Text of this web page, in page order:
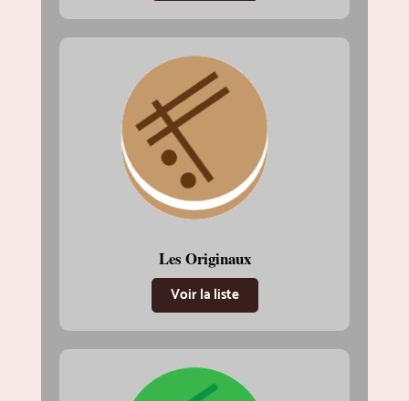
Les Originaux
Voir la liste